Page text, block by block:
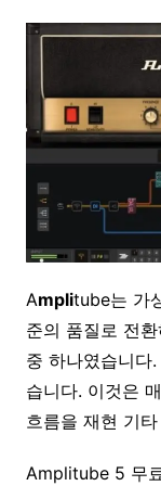
Amplitube는 가
준의 품질로 전
중 하나였습니다.
습니다. 이것은
흐름을 재현 기
Amplitube 5 무